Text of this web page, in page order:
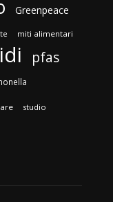
Greenpeace
miti alimentari
pfas
studio